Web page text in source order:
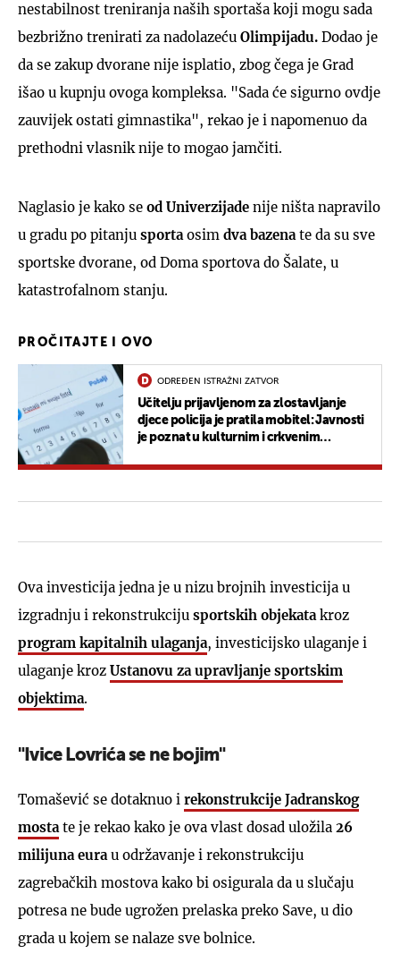
nestabilnost treniranja naših sportaša koji mogu sada
bezbrižno trenirati za nadolazeću Olimpijadu. Dodao je
da se zakup dvorane nije isplatio, zbog čega je Grad
išao u kupnju ovoga kompleksa. "Sada će sigurno ovdje
zauvijek ostati gimnastika", rekao je i napomenuo da
prethodni vlasnik nije to mogao jamčiti.
Naglasio je kako se od Univerzijade nije ništa napravilo
u gradu po pitanju sportaosim dva bazenate da su sve
sportske dvorane, od Doma sportova do Šalate, u
katastrofalnom stanju.
PROČITAJTE I OVO
ODREĐEN ISTRAŽNI ZATVOR
Učitelju prijavljenom za zlostavljanje
djece policija je pratila mobitel: Javnosti
je poznat u kulturnim i crkvenim
Ova investicija jedna je u nizu brojnih investicija u
izgradnju i rekonstrukciju sportskih objekatakroz
program kapitalnih ulaganja, investicijsko ulaganje i
ulaganje kroz Ustanovu za upravljanje sportskim
objektima.
"Ivice Lovrića se ne bojim"
Tomašević se dotaknuo i rekonstrukcije Jadranskog
mostate je rekao kako je ova vlast dosad uložila 26
milijuna eurau održavanje i rekonstrukciju
zagrebačkih mostova kako bi osigurala da u slučaju
potresa ne bude ugrožen prelaska preko Save, u dio
grada u kojem se nalaze sve bolnice.